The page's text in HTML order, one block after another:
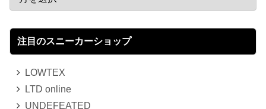
注目のスニーカーショップ
LOWTEX
LTD online
UNDEFEATED